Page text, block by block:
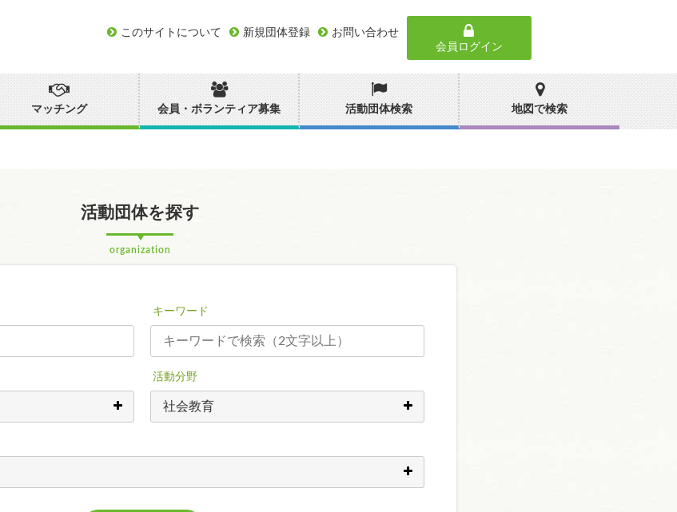
このサイトについて 新規団体登録
お問い合わせ
会員ログイン
マッチング 会員・ボランティア募集 活動団体検索 地図で検索
活動団体を探す
organization
キーワード
活動分野